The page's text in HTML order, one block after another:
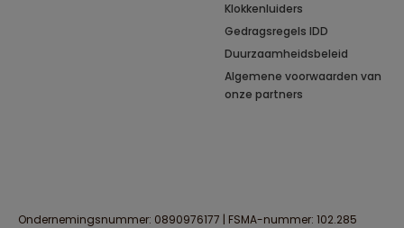
Klokkenluiders
Gedragsregels IDD
Duurzaamheidsbeleid
Algemene voorwaarden van
onze partners
Ondernemingsnummer: 0890976177 | FSMA-nummer: 102.285